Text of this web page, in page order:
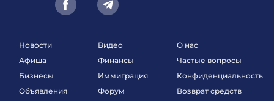
Новости
Афиша
Бизнесы
Объявления
Видео
Финансы
Иммиграция
Форум
О нас
Частые вопросы
Конфиденциальность
Возврат средств